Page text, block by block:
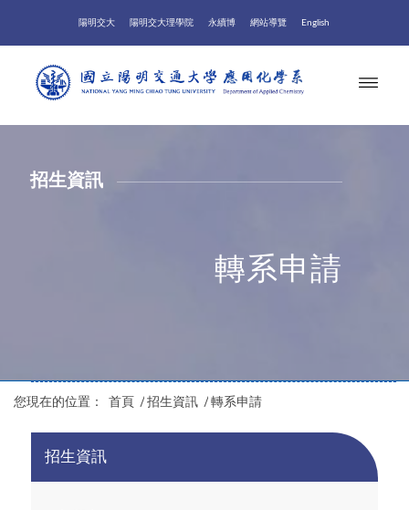
陽明交大 陽明交大理學院 永續博 網站導覽 English
您現在的位置： 首頁 / 招生資訊 / 轉系申請
招生資訊
轉系申請
招生資訊